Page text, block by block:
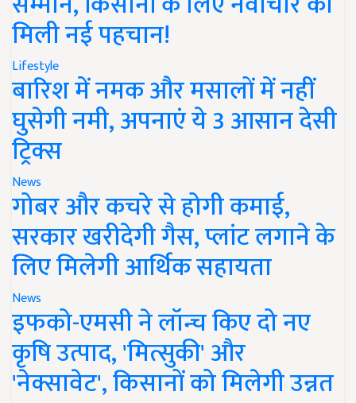
मिली नई पहचान!
Lifestyle
बारिश में नमक और मसालों में नहीं
घुसेगी नमी, अपनाएं ये 3 आसान देसी
ट्रिक्स
News
गोबर और कचरे से होगी कमाई,
सरकार खरीदेगी गैस, प्लांट लगाने के
लिए मिलेगी आर्थिक सहायता
News
इफको-एमसी ने लॉन्च किए दो नए
कृषि उत्पाद, 'मित्सुकी' और
'नेक्सावेट', किसानों को मिलेगी उन्नत